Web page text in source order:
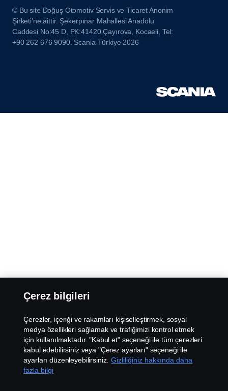
© Bu site Doğuş Otomotiv Servis ve Ticaret Anonim
Şirketi’ne aittir. Şekerpınar Mahallesi Anadolu
Caddesi No:45 D, PK:41420 Çayırova, Kocaeli, Tel:
+90 262 676 9090. Scania Türkiye 2026
Çerez bilgileri
Çerezler, içeriği ve rakamları kişiselleştirmek, sosyal
medya özellikleri sağlamak ve trafiğimizi kontrol etmek
için kullanılmaktadır. "Kabul et" seçeneği ile tüm çerezleri
kabul edebilirsiniz veya "Çerez ayarları" seçeneği ile
ayarları düzenleyebilirsiniz. Gizliliğiniz hakkında daha
fazla bilgi